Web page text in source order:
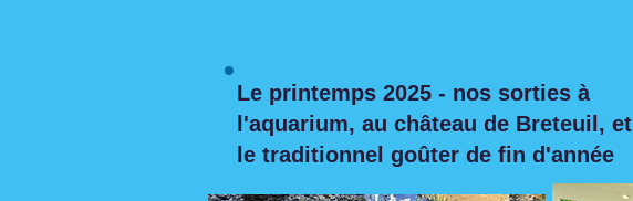
Le printemps 2025 - nos sorties à
l'aquarium, au château de Breteuil, et
le traditionnel goûter de fin d'année